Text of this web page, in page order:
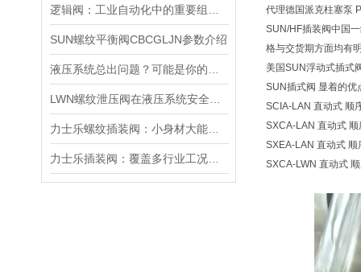
SUN螺纹平衡阀CBCGLJN参数介绍
代理德国派克柱塞泵
SUN/HF插装阀中国
格与交货期方面均有
美国SUN浮动式插式
SUN插式阀 显着的优
SCIA-LAN 直动式 顺
SXCA-LAN 直动式
SXEA-LAN 直动式 顺
SXCA-LWN 直动式